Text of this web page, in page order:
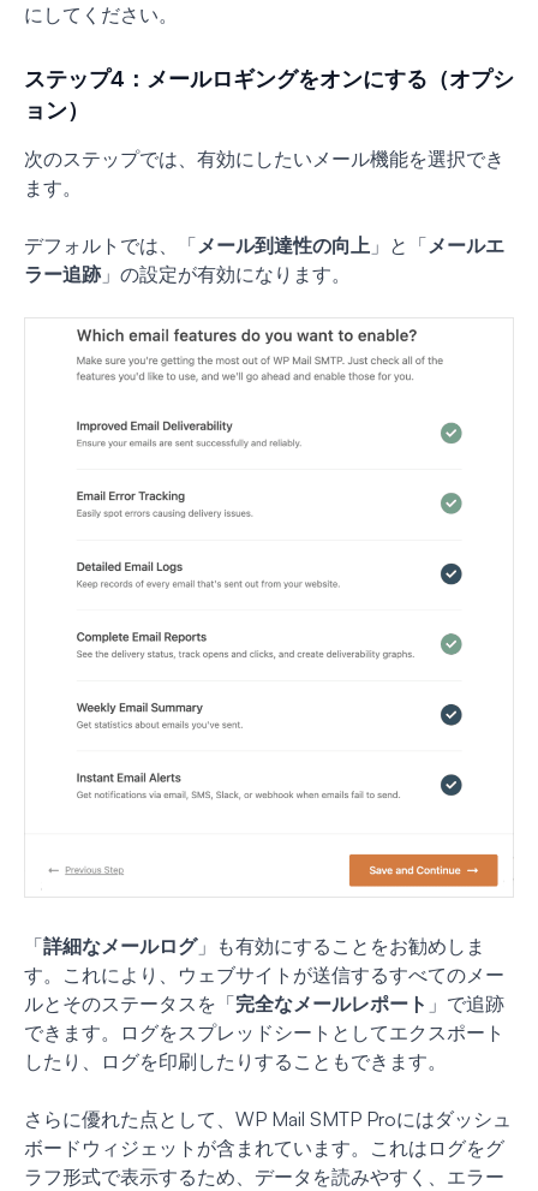
にしてください。
ステップ4：メールロギングをオンにする（オプシ
ョン）
次のステップでは、有効にしたいメール機能を選択でき
ます。
デフォルトでは、「 メール到達性の向上 」と「 メールエ
ラー追跡」の設定が有効になります。
「詳細なメールログ」も有効にすることをお勧めしま
す。これにより、ウェブサイトが送信するすべてのメー
ルとそのステータスを「完全なメールレポート 」で追跡
できます。ログをスプレッドシートとしてエクスポート
したり、ログを印刷したりすることもできます。
さらに優れた点として、WP Mail SMTP Proにはダッシュ
ボードウィジェットが含まれています。これはログをグ
ラフ形式で表示するため、データを読みやすく、エラー